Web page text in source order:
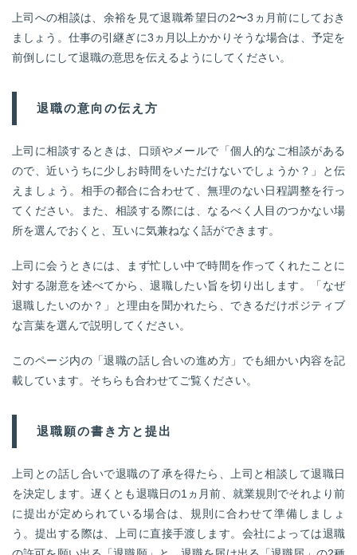
上司への相談は、余裕を見て退職希望日の2〜3ヵ月前にしておき
ましょう。仕事の引継ぎに3ヵ月以上かかりそうな場合は、予定を
前倒しにして退職の意思を伝えるようにしてください。
退職の意向の伝え方
上司に相談するときは、口頭やメールで「個人的なご相談がある
ので、近いうちに少しお時間をいただけないでしょうか？」と伝
えましょう。相手の都合に合わせて、無理のない日程調整を行っ
てください。また、相談する際には、なるべく人目のつかない場
所を選んでおくと、互いに気兼ねなく話ができます。
上司に会うときには、まず忙しい中で時間を作ってくれたことに
対する謝意を述べてから、退職したい旨を切り出します。「なぜ
退職したいのか？」と理由を聞かれたら、できるだけポジティブ
な言葉を選んで説明してください。
このページ内の「退職の話し合いの進め方」でも細かい内容を記
載しています。そちらも合わせてご覧ください。
退職願の書き方と提出
上司との話し合いで退職の了承を得たら、上司と相談して退職日
を決定します。遅くとも退職日の1ヵ月前、就業規則でそれより前
に提出が定められている場合は、規則に合わせて準備しましょ
う。提出する際は、上司に直接手渡します。会社によっては退職